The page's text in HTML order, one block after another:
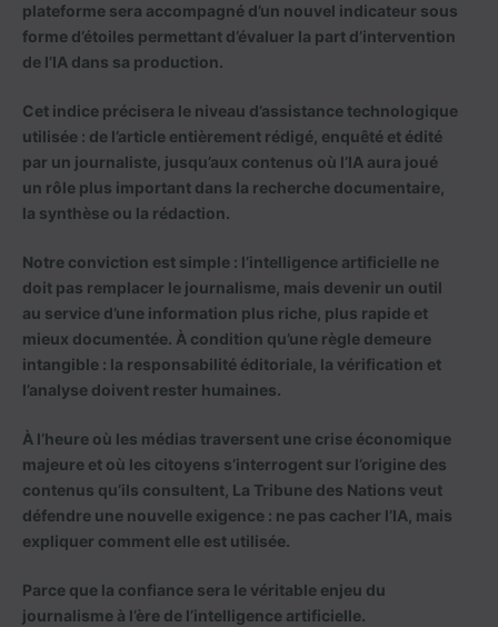
plateforme sera accompagné d’un nouvel indicateur sous
forme d’étoiles permettant d’évaluer la part d’intervention
de l’IA dans sa production.
Cet indice précisera le niveau d’assistance technologique
utilisée : de l’article entièrement rédigé, enquêté et édité
par un journaliste, jusqu’aux contenus où l’IA aura joué
un rôle plus important dans la recherche documentaire,
la synthèse ou la rédaction.
Notre conviction est simple : l’intelligence artificielle ne
doit pas remplacer le journalisme, mais devenir un outil
au service d’une information plus riche, plus rapide et
mieux documentée. À condition qu’une règle demeure
intangible : la responsabilité éditoriale, la vérification et
l’analyse doivent rester humaines.
À l’heure où les médias traversent une crise économique
majeure et où les citoyens s’interrogent sur l’origine des
contenus qu’ils consultent, La Tribune des Nations veut
défendre une nouvelle exigence : ne pas cacher l’IA, mais
expliquer comment elle est utilisée.
Parce que la confiance sera le véritable enjeu du
journalisme à l’ère de l’intelligence artificielle.